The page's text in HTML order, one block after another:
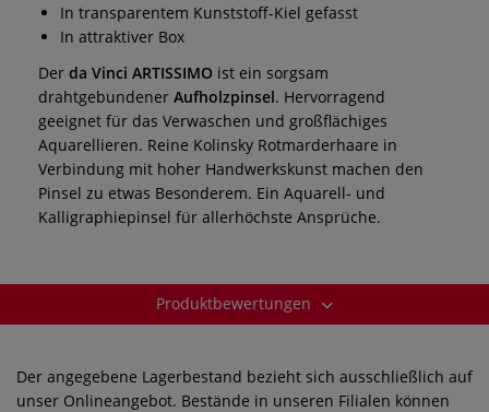
In transparentem Kunststoff-Kiel gefasst
In attraktiver Box
Der da Vinci ARTISSIMO ist ein sorgsam
drahtgebundener Aufholzpinsel. Hervorragend
geeignet für das Verwaschen und großflächiges
Aquarellieren. Reine Kolinsky Rotmarderhaare in
Verbindung mit hoher Handwerkskunst machen den
Pinsel zu etwas Besonderem. Ein Aquarell- und
Kalligraphiepinsel für allerhöchste Ansprüche.
Produktbewertungen
Der angegebene Lagerbestand bezieht sich ausschließlich auf
unser Onlineangebot. Bestände in unseren Filialen können